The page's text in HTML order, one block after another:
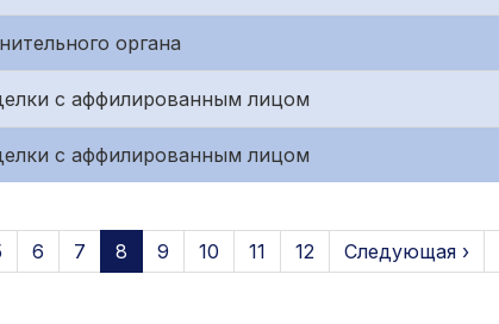
органа
с аффилированным лицом
с аффилированным лицом
6 7 8 9 10 11 12 Следующая ›